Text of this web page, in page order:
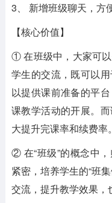
3、 新增班级聊天，方
【核心价值】
① 在班级中，大家可
学生的交流，既可以
以提供课前准备的平
课教学活动的开展。
大提升完课率和续费率。
② 在“班级”的概念中
紧密，培养学生的“班
交流，提升教学效果，